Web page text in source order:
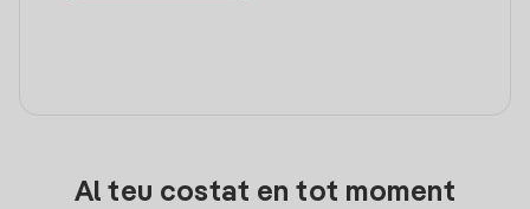
Al teu costat en tot moment